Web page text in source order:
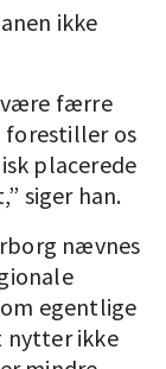
ikke
være færre
forestiller os
placerede
siger han.
nævnes
egentlige
nytter ikke